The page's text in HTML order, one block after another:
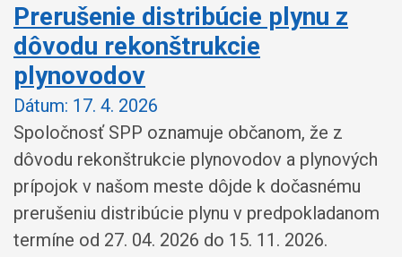
Prerušenie distribúcie plynu z
dôvodu rekonštrukcie
plynovodov
Dátum: 17. 4. 2026
Spoločnosť SPP oznamuje občanom, že z
dôvodu rekonštrukcie plynovodov a plynových
prípojok v našom meste dôjde k dočasnému
prerušeniu distribúcie plynu v predpokladanom
termíne od 27. 04. 2026 do 15. 11. 2026.